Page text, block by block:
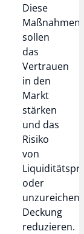
Diese
Maßnahmen
sollen
das
Vertrauen
in den
Markt
stärken
und das
Risiko
von
oder
Deckung
reduzieren.